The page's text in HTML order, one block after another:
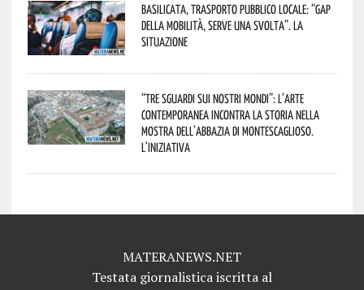
Basilicata, trasporto pubblico locale: “Gap
della mobilità, serve una svolta”. La
situazione
“Tre Sguardi sui Nostri Mondi”: l’arte
contemporanea incontra la storia nella
mostra dell’Abbazia di Montescaglioso.
L’iniziativa
MATERANEWS.NET
Testata giornalistica iscritta al